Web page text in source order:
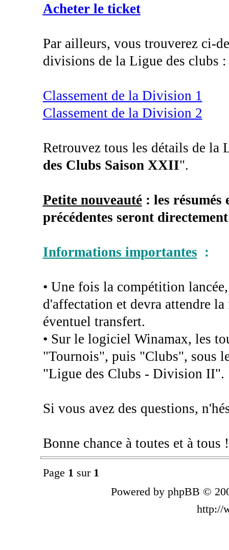
Acheter le ticket
Par ailleurs, vous trouverez ci-
divisions de la Ligue des clubs :
Classement de la Division 1
Classement de la Division 2
Retrouvez tous les détails de la
des Clubs Saison XXII".
Petite nouveauté: les résumés
précédentes seront
Informations importantes :
• Une fois la compétition
d'affectation et devra attendre
éventuel transfert.
• Sur le logiciel Winamax, les
"Tournois", puis "Clubs", sous
"Ligue des Clubs - Division II".
Si vous avez des questions,
Bonne chance à toutes et à tous !
Page 1 sur 1
Powered by phpBB ©
http://